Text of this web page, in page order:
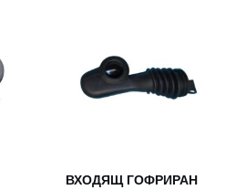
ВХОДЯЩ ГОФРИРАН